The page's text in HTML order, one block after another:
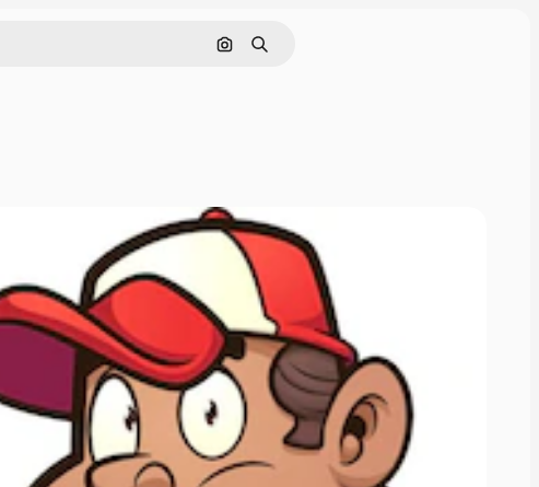
Buscar por imagen
Buscar